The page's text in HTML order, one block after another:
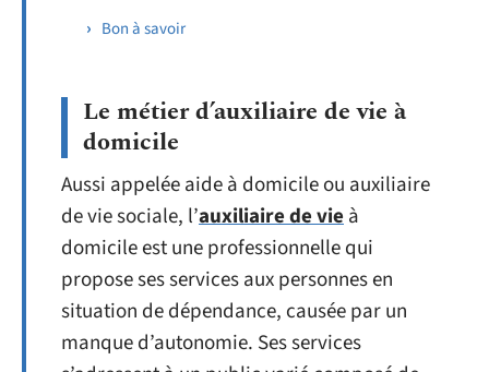
Bon à savoir
Le métier d’auxiliaire de vie à
domicile
Aussi appelée aide à domicile ou auxiliaire
de vie sociale, l’auxiliaire de vieà
domicile est une professionnelle qui
propose ses services aux personnes en
situation de dépendance, causée par un
manque d’autonomie. Ses services